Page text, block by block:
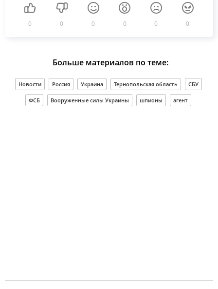
0 0 0 0 0 0
Больше материалов по теме:
Новости Россия Украина Тернопольская область СБУ
ФСБ Вооруженные силы Украины шпионы агент